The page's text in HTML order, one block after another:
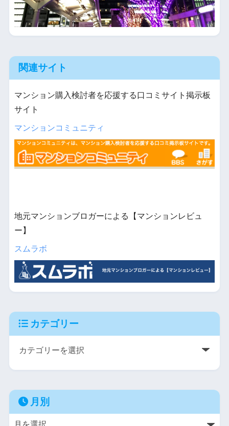
関連サイト
マンション購入検討者を応援する口コミサイト掲示板
サイト
マンションコミュニティ
地元マンションブロガーによる【マンションレビュ
ー】
スムラボ
カテゴリー
月別